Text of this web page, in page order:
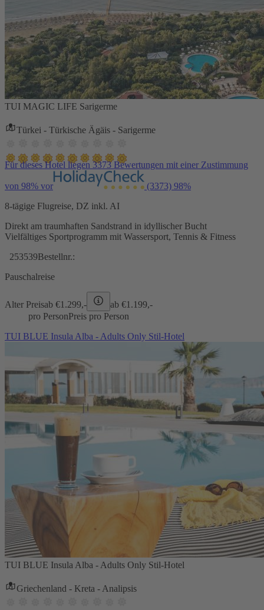
TUI MAGIC LIFE Sarigerme
Türkei - Türkische Ägäis - Sarigerme
Für dieses Hotel liegen 3373 Bewertungen mit einer Zustimmung
von 98% vor (3373) 98%
8-tägige Flugreise, DZ inkl. AI
Direkt am traumhaften Sandstrand in idyllischer Bucht
Vielfältiges Sportprogramm mit Wassersport, Tennis & Fitness
253539Bestellnr.:
Pauschalreise
Alter Preisab €1.299,- ab €1.199,-
pro PersonPreis pro Person
TUI BLUE Insula Alba - Adults Only Stil-Hotel
TUI BLUE Insula Alba - Adults Only Stil-Hotel
Griechenland - Kreta - Analipsis